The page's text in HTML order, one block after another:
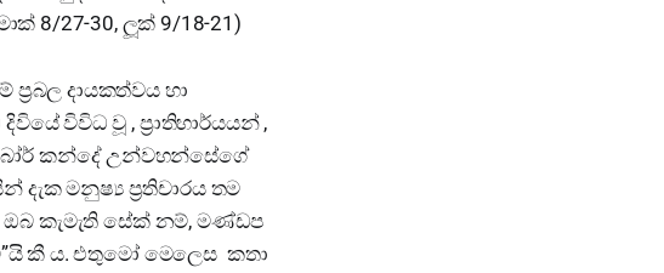
8/27-30, ලූක් 9/18-21)
ප්‍රබල දායකත්වය හා
විවිධ වූ , ප්‍රාතිහාර්යයන් ,
කන්දේ උන්වහන්සේගේ
දැක මනුෂ්‍ය ප්‍රතිචාරය තම
ඔබ කැමැති සේක් නම්, මණ්ඩප
කී ය. එතුමෝ මෙලෙස කතා